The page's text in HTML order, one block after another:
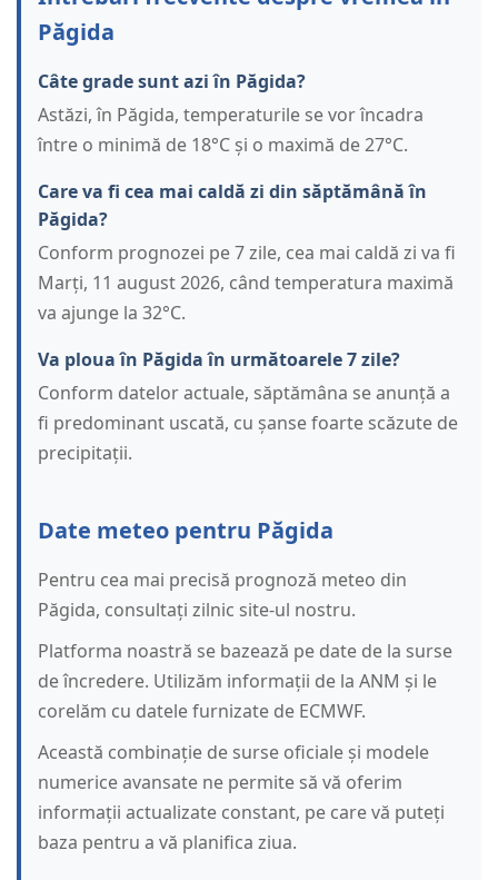
Păgida
Câte grade sunt azi în Păgida?
Astăzi, în Păgida, temperaturile se vor încadra
între o minimă de 18°C și o maximă de 27°C.
Care va fi cea mai caldă zi din săptămână în
Păgida?
Conform prognozei pe 7 zile, cea mai caldă zi va fi
Marți, 11 august 2026, când temperatura maximă
va ajunge la 32°C.
Va ploua în Păgida în următoarele 7 zile?
Conform datelor actuale, săptămâna se anunță a
fi predominant uscată, cu șanse foarte scăzute de
precipitații.
Date meteo pentru Păgida
Pentru cea mai precisă prognoză meteo din
Păgida, consultați zilnic site-ul nostru.
Platforma noastră se bazează pe date de la surse
de încredere. Utilizăm informații de la ANM și le
corelăm cu datele furnizate de ECMWF.
Această combinație de surse oficiale și modele
numerice avansate ne permite să vă oferim
informații actualizate constant, pe care vă puteți
baza pentru a vă planifica ziua.